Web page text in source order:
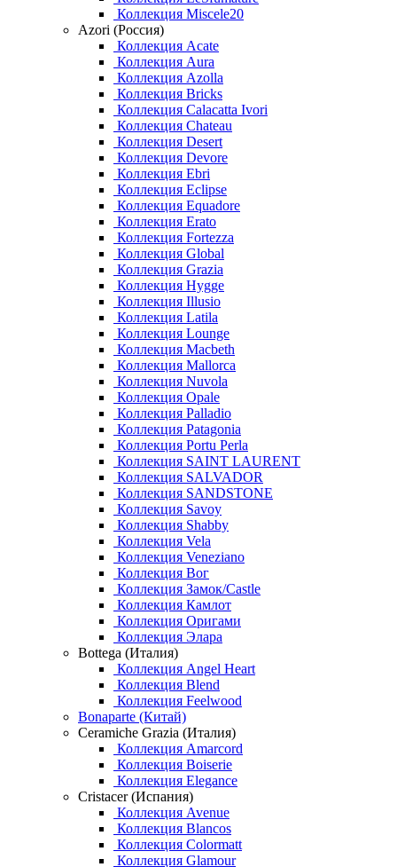
Коллекция Miscele20
Azori (Россия)
Коллекция Acate
Коллекция Aura
Коллекция Azolla
Коллекция Bricks
Коллекция Calacatta Ivori
Коллекция Chateau
Коллекция Desert
Коллекция Devore
Коллекция Ebri
Коллекция Eclipse
Коллекция Equadore
Коллекция Erato
Коллекция Fortezza
Коллекция Global
Коллекция Grazia
Коллекция Hygge
Коллекция Illusio
Коллекция Latila
Коллекция Lounge
Коллекция Macbeth
Коллекция Mallorca
Коллекция Nuvola
Коллекция Opale
Коллекция Palladio
Коллекция Patagonia
Коллекция Portu Perla
Коллекция SAINT LAURENT
Коллекция SALVADOR
Коллекция SANDSTONE
Коллекция Savoy
Коллекция Shabby
Коллекция Vela
Коллекция Veneziano
Коллекция Вог
Коллекция Замок/Castle
Коллекция Камлот
Коллекция Оригами
Коллекция Элара
Bottega (Италия)
Коллекция Angel Heart
Коллекция Blend
Коллекция Feelwood
Bonaparte (Китай)
Ceramiche Grazia (Италия)
Коллекция Amarcord
Коллекция Boiserie
Коллекция Elegance
Cristacer (Испания)
Коллекция Avenue
Коллекция Blancos
Коллекция Colormatt
Коллекция Glamour